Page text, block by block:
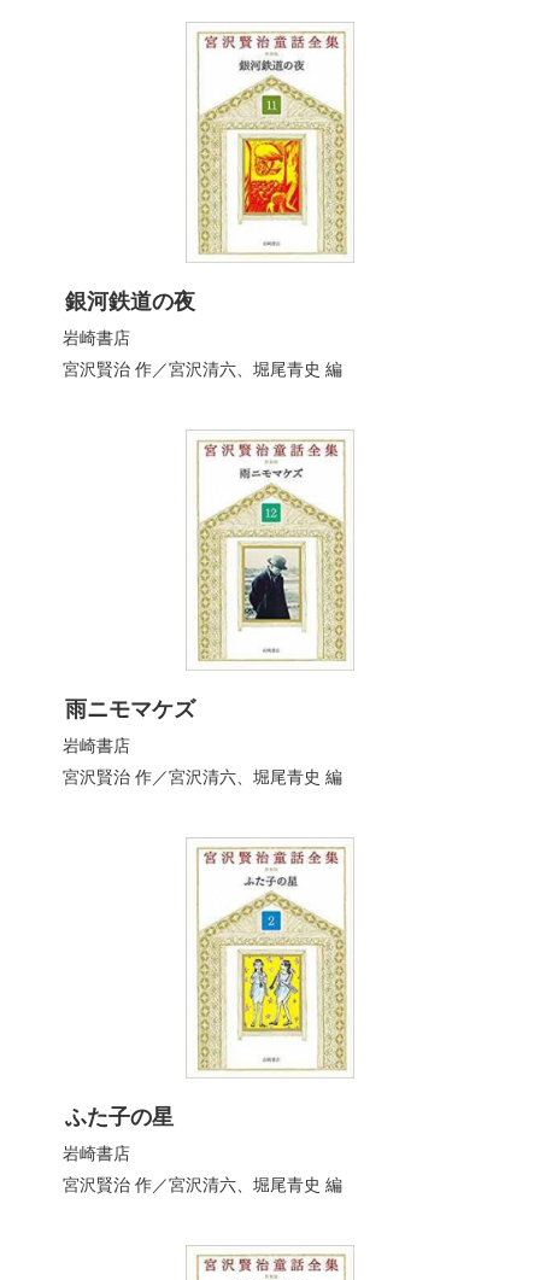
銀河鉄道の夜
岩崎書店
宮沢賢治作／宮沢清六、 堀尾青史 編
雨ニモマケズ
岩崎書店
宮沢賢治作／宮沢清六、 堀尾青史 編
ふた子の星
岩崎書店
宮沢賢治作／宮沢清六、 堀尾青史 編